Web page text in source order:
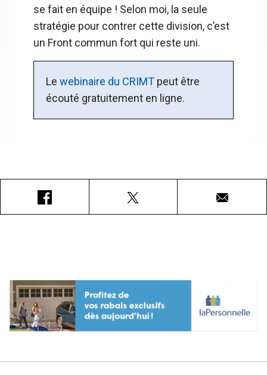
se fait en équipe ! Selon moi, la seule
stratégie pour contrer cette division, c’est
un Front commun fort qui reste uni.
Le webinaire du CRIMT peut être
écouté gratuitement en ligne.
Courriel